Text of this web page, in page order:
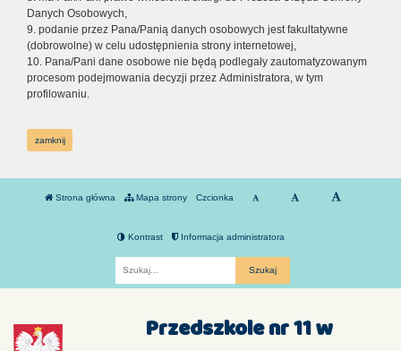
Danych Osobowych,
9. podanie przez Pana/Panią danych osobowych jest fakultatywne
(dobrowolne) w celu udostępnienia strony internetowej,
10. Pana/Pani dane osobowe nie będą podlegały zautomatyzowanym
procesom podejmowania decyzji przez Administratora, w tym
profilowaniu.
zamknij
Strona główna Mapa strony Czcionka
Kontrast Informacja administratora
Przedszkole nr 11 w